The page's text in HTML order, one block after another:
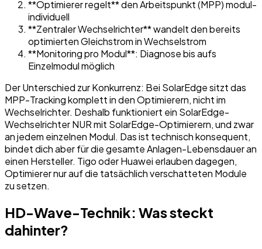
**Optimierer regelt** den Arbeitspunkt (MPP) modul-
individuell
**Zentraler Wechselrichter** wandelt den bereits
optimierten Gleichstrom in Wechselstrom
**Monitoring pro Modul**: Diagnose bis aufs
Einzelmodul möglich
Der Unterschied zur Konkurrenz: Bei SolarEdge sitzt das
MPP-Tracking komplett in den Optimierern, nicht im
Wechselrichter. Deshalb funktioniert ein SolarEdge-
Wechselrichter NUR mit SolarEdge-Optimierern, und zwar
an jedem einzelnen Modul. Das ist technisch konsequent,
bindet dich aber für die gesamte Anlagen-Lebensdauer an
einen Hersteller. Tigo oder Huawei erlauben dagegen,
Optimierer nur auf die tatsächlich verschatteten Module
zu setzen.
HD-Wave-Technik: Was steckt
dahinter?